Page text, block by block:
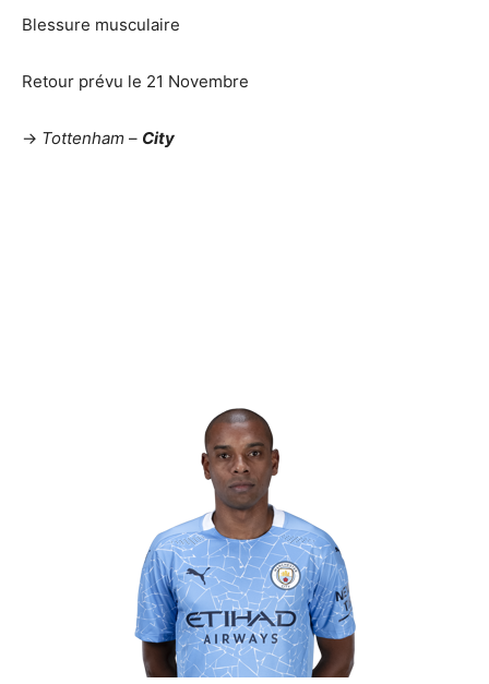
Blessure musculaire
Retour prévu le 21 Novembre
-> Tottenham – City